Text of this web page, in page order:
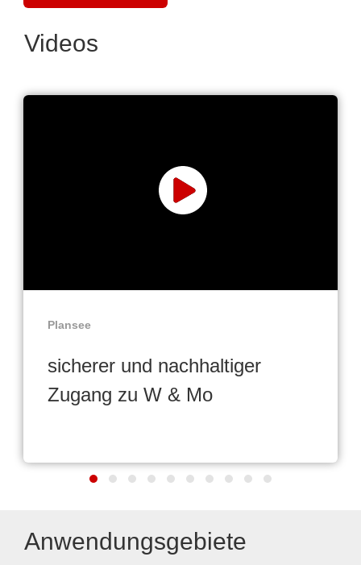
Videos
Plansee
sicherer und nachhaltiger
Zugang zu W & Mo
Anwendungsgebiete